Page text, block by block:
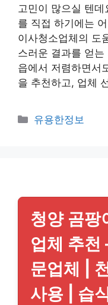
고민이 많으실 텐
를 직접 하기에는
이사청소업체의 도
스러운 결과를 얻
읍에서 저렴하면서
을 추천하고, 업체
카
유용한정보
청양 곰팡
업체 추천
문업체 |
사용 | 습